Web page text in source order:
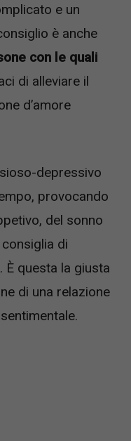
e un
è anche
con le quali
di alleviare il
d’amore
depressivo
provocando
del sonno
di
. È questa la giusta
di una relazione